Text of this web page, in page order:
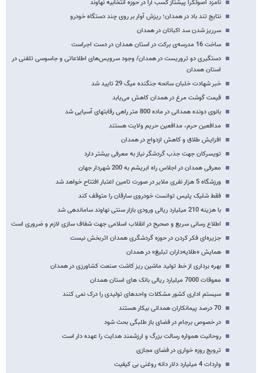
نامزد اصولگرا پیشتاز کسب آرا در حوزه انتخابیه نهاوند
نتایج تند باد در همدان؛ ریزش آوار بر روی چند دستگاه خودرو
سرریز شدن سد اکباتان در همدان
ساخت 16 مدرسه‌ی برکت در استان همدان در دست اجراست
دستگیری دو تروریست‌ در همدان/ وجود سرویس‌های اطلاعاتی و جاسوسی تلفنی در
استان همدان
خبر شهادت خلبان سانحه جنگنده میگ 29 تایید شد
قیمت گوشت مرغ در همدان کاهش می‌یابد
بانوی دونده همدانی در ماده 800 متر راهی رقابتهای آسیایی شد
مدافعین حرم، مدافعین حریم ولایت هستند
افزایش طلاق و کاهش ازدواج در همدان
تویسرکان جهت جذب گردشگر نیاز به معرفی بیشتر دارد
معرفی همدان در اجلاس راه ابریشم به 200 شهردار جهان
ورزشگاه 5 هزار نفری ملایر در صورت تامین اعتبار افتتاح خواهد شد
فقط شلیک پلیس توانست خودروی سارقان را متوقف کند
با هزینه 210 میلیارد ریالی ورودی بازار سنتی نهاوند ساماندهی شد
اطلاع رسانی سریع و صحیح در انقلاب اسلامی جهت شفاف سازی لازم و ضروری است
جزیره‌ای فکر کردن در حوزه گردشگری همدان اثربخش نیست
همایش «طلایه‌داران تبلیغ» در همدان
بهره برداری از خط تولید ماشین ریز کاشت صنعت کشاورزی در همدان
معوقات 7000 میلیارد ریالی بانک های استان همدان
سیستم اداری کشور مشکلات واحدهای تولیدی را درک نمی کنند
70 درصد پیمانکاران همدانی بیکار هستند
در خصوص برجام در فضای باز طلبگی بحث شود
روحانیت همواره رسالت بزرگ و ارزشمند هدایت را عهده دار است
ترویج روزه خواری در فضای مجازی
واردات 4 میلیارد دلار دانه روغنی بی کیفیت